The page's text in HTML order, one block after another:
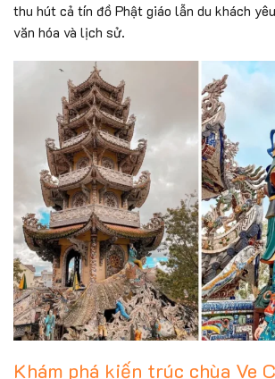
thu hút cả tín đồ Phật giáo lẫn du khách
văn hóa và lịch sử.
Khám phá kiến trúc chùa Ve